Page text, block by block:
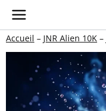
Aller
au
contenu
Accueil – JNR Alien 10K –